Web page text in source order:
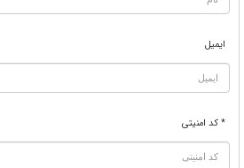
ایمیل
* کد امنیتی